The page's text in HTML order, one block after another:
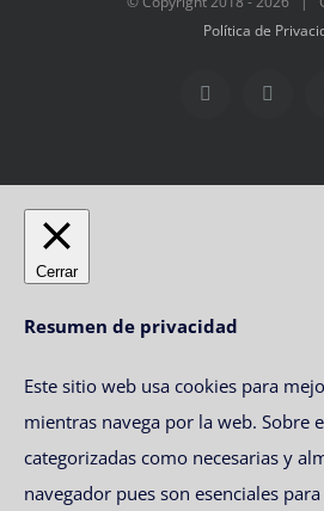
Política de
Facebook
Cerrar
Resumen de privacidad
Este sitio web usa cookies para
mientras navega por la web. Sobre
categorizadas como necesarias y
navegador pues son esenciales